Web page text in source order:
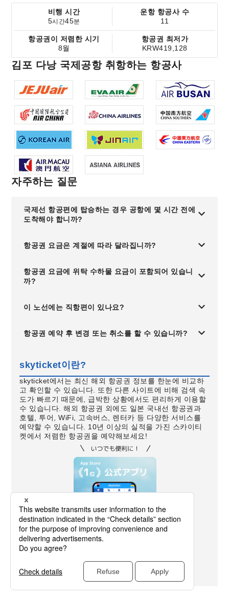
비행 시간
5시간45분
운항 항공사 수
11
항공권이 저렴한 시기
8월
항공권 최저가
KRW419,128
김포 다낭 국제공항 취항하는 항공사
자주하는 질문
국제선 항공편에 탑승하는 경우 공항에 몇 시간 전에
도착해야 합니까?
항공권 요금은 계절에 따라 달라집니까?
항공권 요금에 위탁 수하물 요금이 포함되어 있습니
까?
이 노선에는 직항편이 있나요?
항공권 예약 후 변경 또는 취소를 할 수 있습니까?
skyticket이란?
skyticket에서는 최신 해외 항공권 정보를 한눈에 비교하
고 확인할 수 있습니다. 또한 다른 사이트에 비해 검색 속
도가 빠르기 때문에, 급박한 상황에서도 편리하게 이용할
수 있습니다. 해외 항공권 외에도 일본 국내선 항공권과
호텔, 투어, WiFi, 고속버스, 렌터카 등 다양한 서비스를
예약할 수 있습니다. 10년 이상의 실적을 가진 스카이티
켓에서 저렴한 항공권을 예약해보세요!